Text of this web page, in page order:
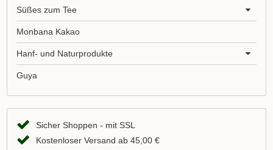
Süßes zum Tee
Monbana Kakao
Hanf- und Naturprodukte
Guya
Sicher Shoppen - mit SSL
Kostenloser Versand ab 45,00 €